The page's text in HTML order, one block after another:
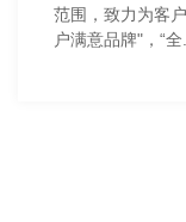
范围，致力为客
户满意品牌"，“全...